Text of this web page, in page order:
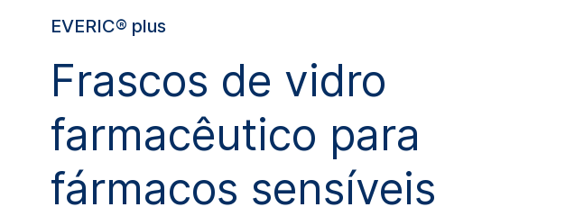
EVERIC® plus
Frascos de vidro
farmacêutico para
fármacos sensíveis